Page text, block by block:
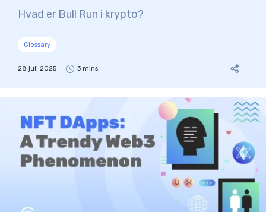
Hvad er Bull Run i krypto?
Glossary
28 juli 2025 3 mins